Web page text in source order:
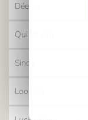
Déesse
Qui M'aime
Sindy
Looping